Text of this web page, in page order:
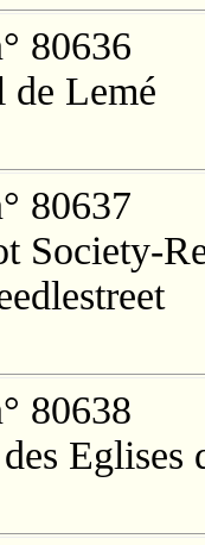
80636
Lemé
80637
Society-
80638
Eglises